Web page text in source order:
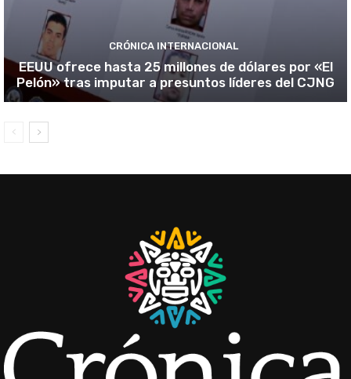
CRÓNICA INTERNACIONAL
EEUU ofrece hasta 25 millones de dólares por «El
Pelón» tras imputar a presuntos líderes del CJNG